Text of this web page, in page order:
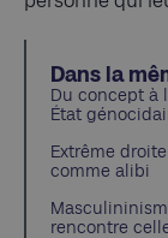
Dans la
Du concept à
État
Extrême
comme alibi
rencontre